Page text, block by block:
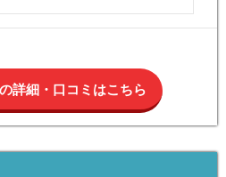
詳細・口コミはこちら